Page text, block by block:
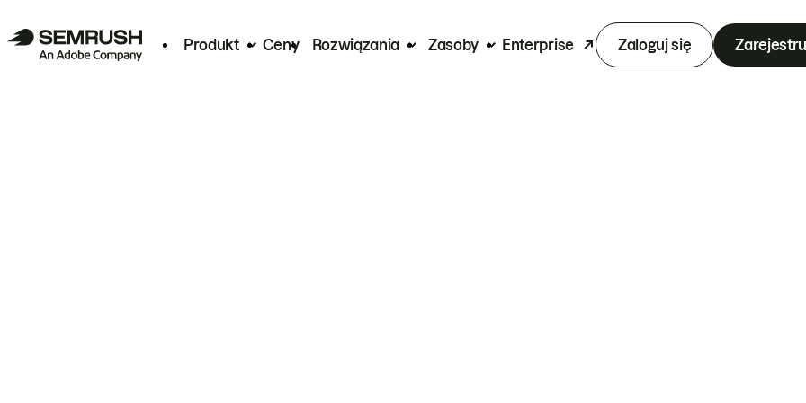
Produkt Ceny Rozwiązania Zasoby Enterprise Zaloguj się